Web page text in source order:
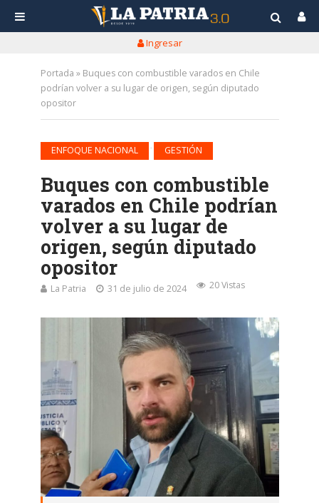
Ingresar
Portada » Buques con combustible varados en Chile
podrían volver a su lugar de origen, según diputado
opositor
ENFOQUE NACIONAL GESTIÓN
Buques con combustible
varados en Chile podrían
volver a su lugar de
origen, según diputado
opositor
La Patria 31 de julio de 2024 20 Vistas